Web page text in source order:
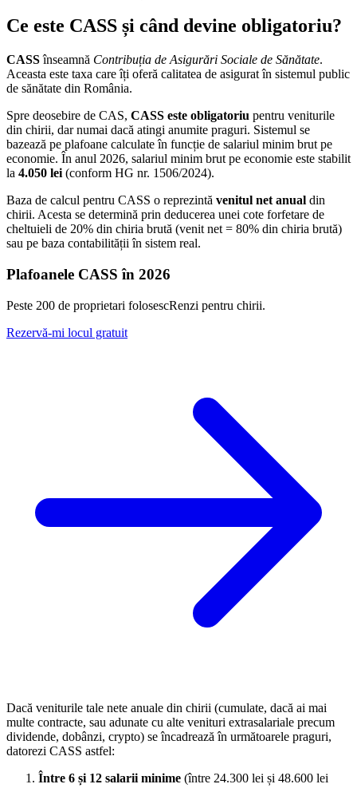
Ce este CASS și când devine obligatoriu?
CASSînseamnă Contribuția de Asigurări Sociale de Sănătate.
Aceasta este taxa care îți oferă calitatea de asigurat în sistemul public
de sănătate din România.
Spre deosebire de CAS, CASS este obligatoriu pentru veniturile
din chirii, dar numai dacă atingi anumite praguri. Sistemul se
bazează pe plafoane calculate în funcție de salariul minim brut pe
economie. În anul 2026, salariul minim brut pe economie este stabilit
la 4.050 lei (conform HG nr. 1506/2024).
Baza de calcul pentru CASS o reprezintă venitul net anual din
chirii. Acesta se determină prin deducerea unei cote forfetare de
cheltuieli de 20% din chiria brută (venit net = 80% din chiria brută)
sau pe baza contabilității în sistem real.
Plafoanele CASS în 2026
Peste 200 de proprietari folosescRenzi pentru chirii.
Rezervă-mi locul gratuit
Dacă veniturile tale nete anuale din chirii (cumulate, dacă ai mai
multe contracte, sau adunate cu alte venituri extrasalariale precum
dividende, dobânzi, crypto) se încadrează în următoarele praguri,
datorezi CASS astfel:
Între 6 și 12 salarii minime (între 24.300 lei și 48.600 lei